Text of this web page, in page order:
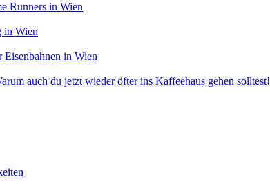
Runners in Wien
in Wien
in Wien
auch du jetzt wieder öfter ins Kaffeehaus gehen solltest!